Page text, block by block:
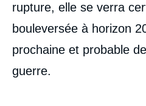
rupture, elle se verra
bouleversée à horizon
prochaine et probable
guerre.